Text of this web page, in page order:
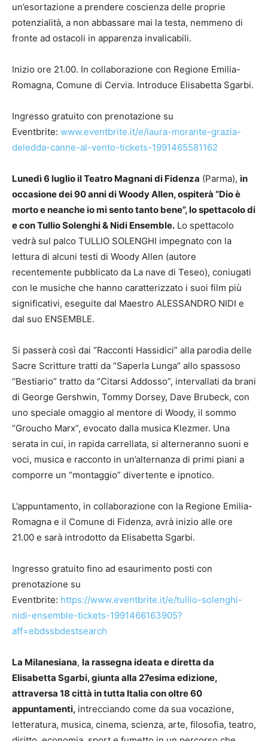
un’esortazione a prendere coscienza delle proprie
potenzialità, a non abbassare mai la testa, nemmeno di
fronte ad ostacoli in apparenza invalicabili.
Inizio ore 21.00. In collaborazione con Regione Emilia-
Romagna, Comune di Cervia. Introduce Elisabetta Sgarbi.
Ingresso gratuito con prenotazione su
Eventbrite: www.eventbrite.it/e/laura-morante-grazia-
deledda-canne-al-vento-tickets-1991465581162
Lunedì 6 luglio il Teatro Magnani di Fidenza (Parma), in
occasione dei 90 anni di Woody Allen, ospiterà “Dio è
morto e neanche io mi sento tanto bene”, lo spettacolo di
e con Tullio Solenghi & Nidi Ensemble. Lo spettacolo
vedrà sul palco TULLIO SOLENGHI impegnato con la
lettura di alcuni testi di Woody Allen (autore
recentemente pubblicato da La nave di Teseo), coniugati
con le musiche che hanno caratterizzato i suoi film più
significativi, eseguite dal Maestro ALESSANDRO NIDI e
dal suo ENSEMBLE.
Si passerà così dai “Racconti Hassidici” alla parodia delle
Sacre Scritture tratti da “Saperla Lunga” allo spassoso
“Bestiario” tratto da “Citarsi Addosso”, intervallati da brani
di George Gershwin, Tommy Dorsey, Dave Brubeck, con
uno speciale omaggio al mentore di Woody, il sommo
“Groucho Marx”, evocato dalla musica Klezmer. Una
serata in cui, in rapida carrellata, si alterneranno suoni e
voci, musica e racconto in un’alternanza di primi piani a
comporre un “montaggio” divertente e ipnotico.
L’appuntamento, in collaborazione con la Regione Emilia-
Romagna e il Comune di Fidenza, avrà inizio alle ore
21.00 e sarà introdotto da Elisabetta Sgarbi.
Ingresso gratuito fino ad esaurimento posti con
prenotazione su
Eventbrite: https://www.eventbrite.it/e/tullio-solenghi-
nidi-ensemble-tickets-1991466163905?
aff=ebdssbdestsearch
La Milanesiana, la rassegna ideata e diretta da
Elisabetta Sgarbi, giunta alla 27esima edizione,
attraversa 18 città in tutta Italia con oltre 60
appuntamenti, intrecciando come da sua vocazione,
letteratura, musica, cinema, scienza, arte, filosofia, teatro,